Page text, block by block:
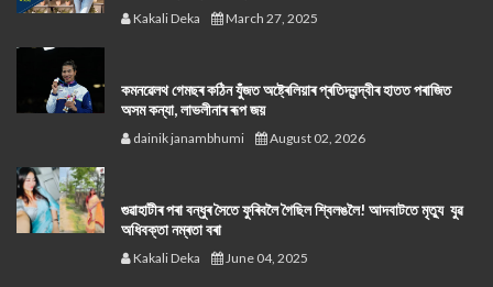
Kakali Deka March 27, 2025
কমনৱেলথ গেমছৰ কঠিন যুঁজত অষ্ট্ৰেলিয়াৰ প্ৰতিদ্বন্দ্বীৰ হাতত পৰাজিত
অসম কন্যা, লাভলীনাৰ ৰূপ জয়
dainik janambhumi August 02, 2026
গুৱাহাটীৰ পৰা বন্ধুৰ সৈতে ফুৰিবলৈ গৈছিল শ্বিলঙলৈ! আদবাটতে মৃত্যু যুৱ
অধিবক্তা নম্ৰতা বৰা
Kakali Deka June 04, 2025